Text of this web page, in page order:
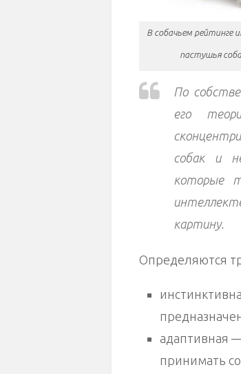
В собачьем рейтинге
пастушья
По
его
собак и
которые
картину.
Определяются
адаптивная
принимать